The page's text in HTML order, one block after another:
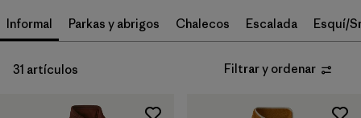
L (29)
Informal Parkas y abrigos Chalecos Escalada Esquí/
31 artículos Filtrar y ordenar